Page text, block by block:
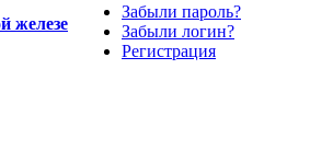
железе
Забыли пароль?
Забыли логин?
Регистрация